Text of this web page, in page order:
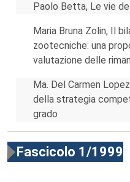
Paolo Betta, Le vie
Maria Bruna Zolin, Il
zootecniche: una
valutazione delle
Ma. Del Carmen
della strategia
grado
Fascicolo 1/1999